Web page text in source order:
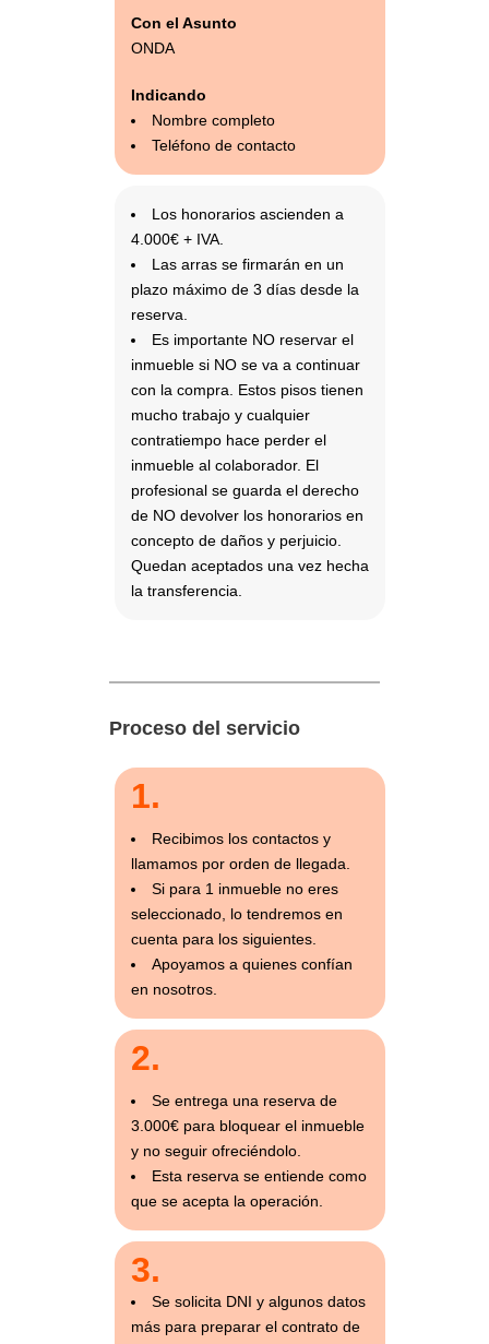
Con el Asunto
ONDA
Indicando
Nombre completo
Teléfono de contacto
Los honorarios ascienden a
4.000€ + IVA.
Las arras se firmarán en un
plazo máximo de 3 días desde la
reserva.
Es importante NO reservar el
inmueble si NO se va a continuar
con la compra. Estos pisos tienen
mucho trabajo y cualquier
contratiempo hace perder el
inmueble al colaborador. El
profesional se guarda el derecho
de NO devolver los honorarios en
concepto de daños y perjuicio.
Quedan aceptados una vez hecha
la transferencia.
Proceso del servicio
1.
Recibimos los contactos y
llamamos por orden de llegada.
Si para 1 inmueble no eres
seleccionado, lo tendremos en
cuenta para los siguientes.
Apoyamos a quienes confían
en nosotros.
2.
Se entrega una reserva de
3.000€ para bloquear el inmueble
y no seguir ofreciéndolo.
Esta reserva se entiende como
que se acepta la operación.
3.
Se solicita DNI y algunos datos
más para preparar el contrato de